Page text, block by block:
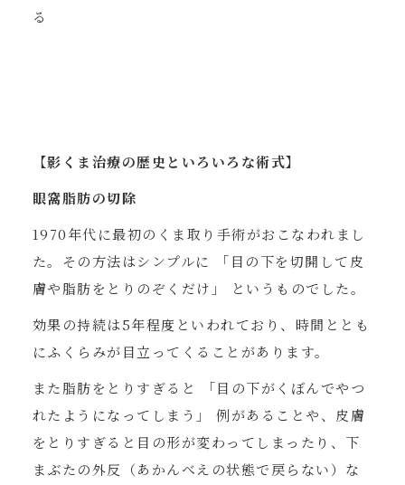
る
【影くま治療の歴史といろいろな術式】
眼窩脂肪の切除
1970年代に最初のくま取り手術がおこなわれまし
た。その方法はシンプルに 「目の下を切開して皮
膚や脂肪をとりのぞくだけ」 というものでした。
効果の持続は5年程度といわれており、時間ととも
にふくらみが目立ってくることがあります。
また脂肪をとりすぎると 「目の下がくぼんでやつ
れたようになってしまう」 例があることや、皮膚
をとりすぎると目の形が変わってしまったり、下
まぶたの外反（あかんべえの状態で戻らない）な